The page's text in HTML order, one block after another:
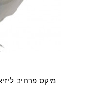
מיקס פרחים